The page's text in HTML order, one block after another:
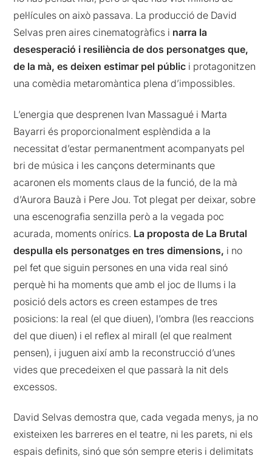
pel·lícules on això passava. La producció de David
Selvas pren aires cinematogràfics i narra la
desesperació i resiliència de dos personatges que,
de la mà, es deixen estimar pel públic i protagonitzen
una comèdia metaromàntica plena d’impossibles.
L’energia que desprenen Ivan Massagué i Marta
Bayarri és proporcionalment esplèndida a la
necessitat d’estar permanentment acompanyats pel
bri de música i les cançons determinants que
acaronen els moments claus de la funció, de la mà
d’Aurora Bauzà i Pere Jou. Tot plegat per deixar, sobre
una escenografia senzilla però a la vegada poc
acurada, moments onírics. La proposta de La Brutal
despulla els personatges en tres dimensions, i no
pel fet que siguin persones en una vida real sinó
perquè hi ha moments que amb el joc de llums i la
posició dels actors es creen estampes de tres
posicions: la real (el que diuen), l’ombra (les reaccions
del que diuen) i el reflex al mirall (el que realment
pensen), i juguen així amb la reconstrucció d’unes
vides que precedeixen el que passarà la nit dels
excessos.
David Selvas demostra que, cada vegada menys, ja no
existeixen les barreres en el teatre, ni les parets, ni els
espais definits, sinó que són sempre eteris i delimitats